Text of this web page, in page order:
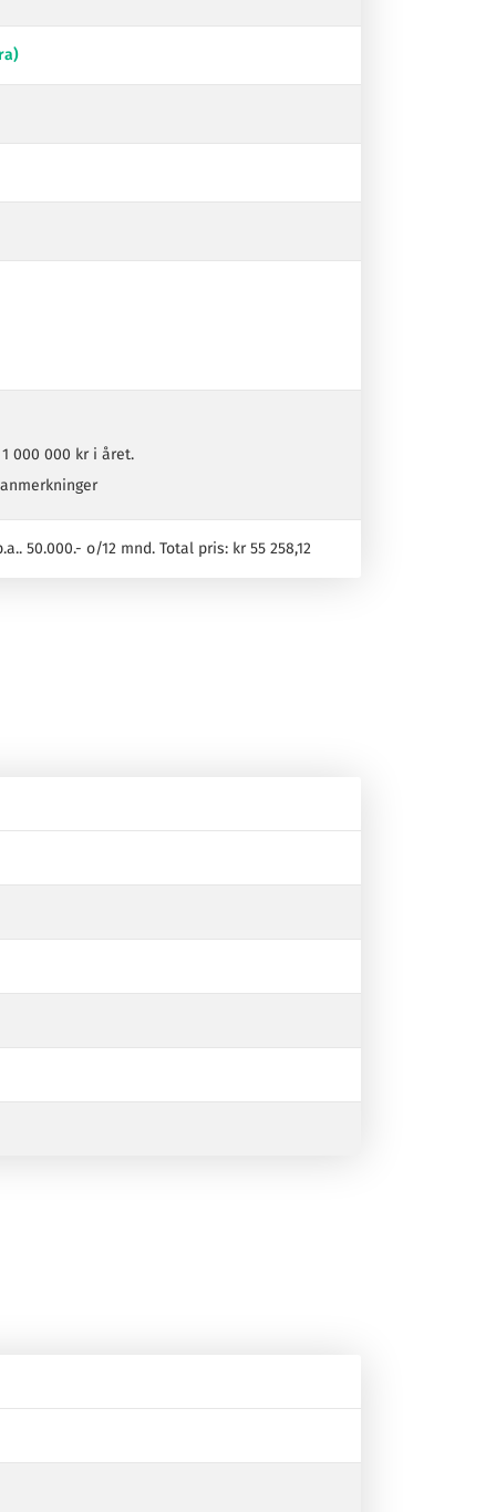
1 000 000 kr i året.
50.000.- o/12 mnd. Total pris: kr 55 258,12